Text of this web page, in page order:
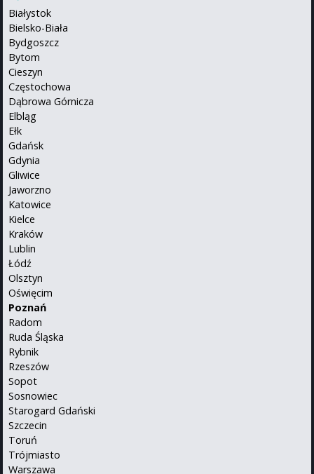
Białystok
Bielsko-Biała
Bydgoszcz
Bytom
Cieszyn
Częstochowa
Dąbrowa Górnicza
Elbląg
Ełk
Gdańsk
Gdynia
Gliwice
Jaworzno
Katowice
Kielce
Kraków
Lublin
Łódź
Olsztyn
Oświęcim
Poznań
Radom
Ruda Śląska
Rybnik
Rzeszów
Sopot
Sosnowiec
Starogard Gdański
Szczecin
Toruń
Trójmiasto
Warszawa